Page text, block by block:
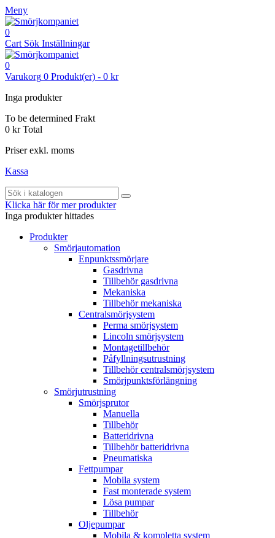
Meny
0
Cart Sök Inställningar
0
Varukorg 0 Produkt(er) - 0 kr
Inga produkter
To be determined Frakt
0 kr Total
Priser exkl. moms
Kassa
Klicka här för mer produkter
Inga produkter hittades
Produkter
Smörjautomation
Enpunktssmörjare
Gasdrivna
Tillbehör gasdrivna
Mekaniska
Tillbehör mekaniska
Centralsmörjsystem
Perma smörjsystem
Lincoln smörjsystem
Montagetillbehör
Påfyllningsutrustning
Tillbehör centralsmörjsystem
Smörjpunktsförlängning
Smörjutrustning
Smörjsprutor
Manuella
Tillbehör
Batteridrivna
Tillbehör batteridrivna
Pneumatiska
Fettpumpar
Mobila system
Fast monterade system
Lösa pumpar
Tillbehör
Oljepumpar
Mobila & kompletta system